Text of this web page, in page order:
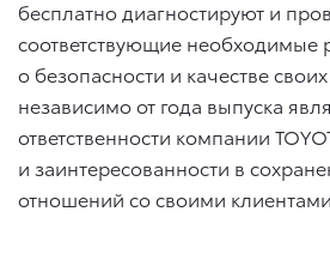
бесплатно диагностируют и
соответствующие необходимые
о безопасности и качестве
независимо от года выпуска
ответственности компании
и заинтересованности в
отношений со своими